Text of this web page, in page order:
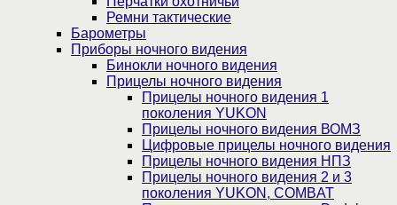
Ремни тактические
Барометры
Приборы ночного видения
Бинокли ночного видения
Прицелы ночного видения
Прицелы ночного видения 1
поколения YUKON
Прицелы ночного видения ВОМЗ
Цифровые прицелы ночного видения
Прицелы ночного видения НПЗ
Прицелы ночного видения 2 и 3
поколения YUKON, COMBAT